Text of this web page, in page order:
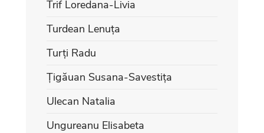
Trif Loredana-Livia
Turdean Lenuța
Turți Radu
Țigăuan Susana-Savestița
Ulecan Natalia
Ungureanu Elisabeta